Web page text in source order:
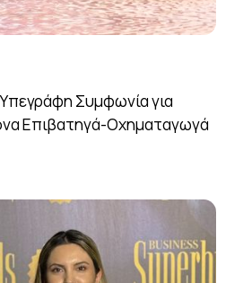
Συμφωνία για
Επιβατηγά-Οχηματαγωγά